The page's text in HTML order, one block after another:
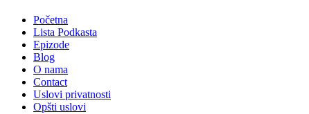
Početna
Lista Podkasta
Epizode
Blog
O nama
Contact
Uslovi privatnosti
Opšti uslovi